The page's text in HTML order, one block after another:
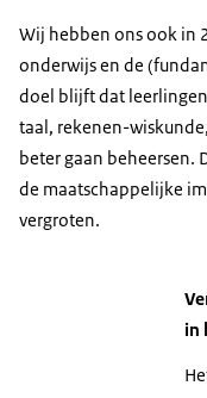
Wij hebben ons ook in
onderwijs en de
doel blijft dat
taal, rekenen-
beter gaan beheersen.
de maatschappelijke
vergroten.
in